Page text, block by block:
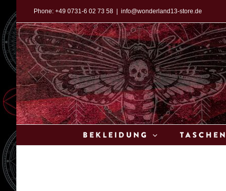
Inhalt
springen
Phone: +49 0731-6 02 73 58 info@wonderland13-store.de
Bekleidung Taschen